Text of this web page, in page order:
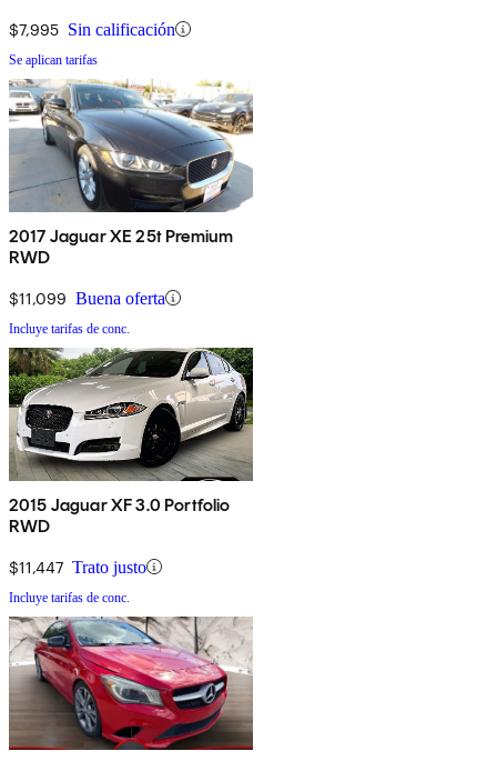
$7,995 Sin calificación
Se aplican tarifas
2017 Jaguar XE 25t Premium
RWD
$11,099 Buena oferta
Incluye tarifas de conc.
2015 Jaguar XF 3.0 Portfolio
RWD
$11,447 Trato justo
Incluye tarifas de conc.